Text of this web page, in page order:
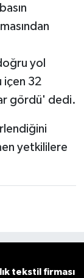
yol
içen 32
gördü' dedi.
yetkililere
tekstil firması